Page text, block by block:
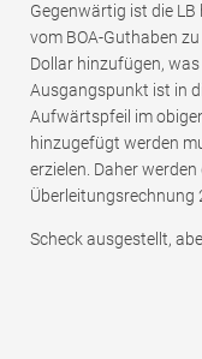
Gegenwärtig ist die LB
vom BOA-Guthaben
Dollar hinzufügen,
Ausgangspunkt ist in
Aufwärtspfeil im
hinzugefügt werden
erzielen. Daher
Überleitungsrechnung
Scheck ausgestellt,